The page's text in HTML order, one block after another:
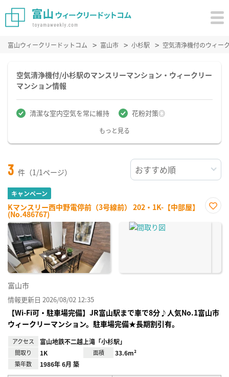
富山ウィークリードットコム 富山市 小杉駅 空気清浄機付のウィー
空気清浄機付/小杉駅のマンスリーマンション・ウィークリー
マンション情報
清潔な室内空気を常に維持 花粉対策◎
もっと見る
3 件（1/1ページ）
キャンペーン
Kマンスリー西中野電停前（3号線前） 202・1K-【中部屋】
(No.486767)
に入
富山市
情報更新日 2026/08/02 12:35
【Wi-Fi可・駐車場完備】JR富山駅まで車で8分♪人気No.1富山市
ウィークリーマンション。駐車場完備★長期割引有。
アクセス 富山地鉄不二越上滝「小杉駅」
間取り 1K 面積 33.6m²
築年数 1986年 6月 築